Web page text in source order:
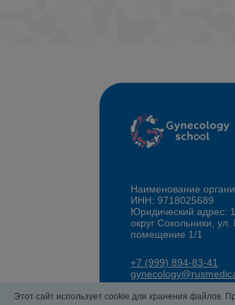
Наименование
ИНН: 9718025689
Юридический адрес:
округ Сокольники,
помещение 1/1
+7 (999) 894-83-41
Этот сайт использует cookie для хранения файлов.